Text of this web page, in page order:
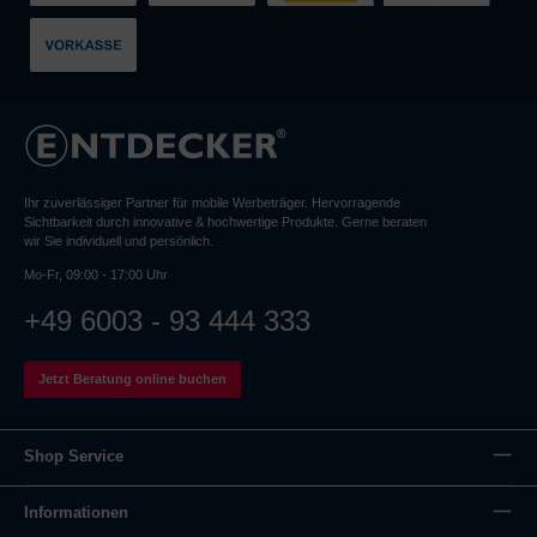
Ihr zuverlässiger Partner für mobile Werbeträger. Hervorragende
Sichtbarkeit durch innovative & hochwertige Produkte. Gerne beraten
wir Sie individuell und persönlich.
Mo-Fr, 09:00 - 17:00 Uhr
+49 6003 - 93 444 333
Jetzt Beratung online buchen
Shop Service
Informationen